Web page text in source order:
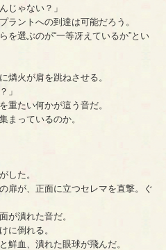
じゃない？」
ントへの到達は可能だろう。
選ぶのが“一等冴えているか”とい
燐火が肩を跳ねさせる。
」
重たい何かが這う音だ。
まっているのか。
した。
扉が、正面に立つセレマを直撃。ぐ
が潰れた音だ。
に倒れる。
血、潰れた眼球が飛んだ。